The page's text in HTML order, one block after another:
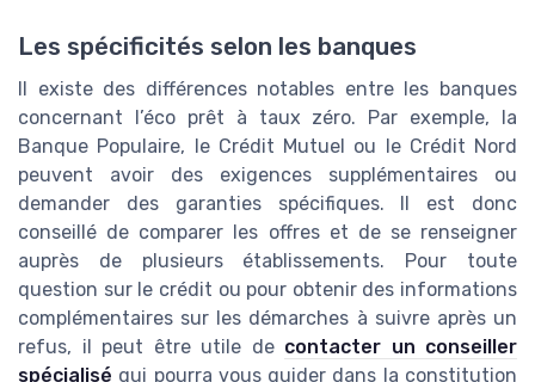
Les spécificités selon les banques
Il existe des différences notables entre les banques
concernant l’éco prêt à taux zéro. Par exemple, la
Banque Populaire, le Crédit Mutuel ou le Crédit Nord
peuvent avoir des exigences supplémentaires ou
demander des garanties spécifiques. Il est donc
conseillé de comparer les offres et de se renseigner
auprès de plusieurs établissements. Pour toute
question sur le crédit ou pour obtenir des informations
complémentaires sur les démarches à suivre après un
refus, il peut être utile de contacter un conseiller
spécialisé qui pourra vous guider dans la constitution